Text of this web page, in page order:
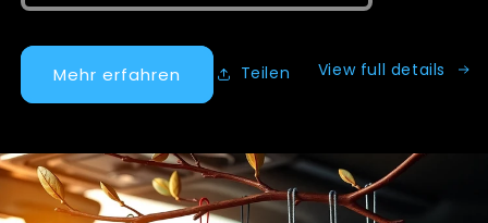
Mehr erfahren Teilen View full details